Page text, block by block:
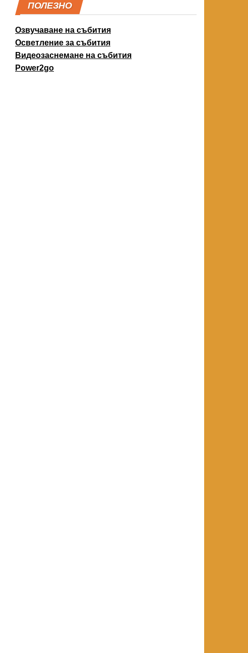
ПОЛЕЗНО
Озвучаване на събития
Осветление за събития
Видеозаснемане на събития
Power2go